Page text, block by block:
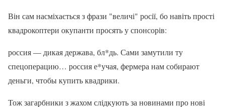
Він сам насміхається з фрази "величі" росії, бо навіть прості
квадрокоптери окупанти просять у спонсорів:
россия — дикая держава, бл*дь. Сами замутили ту
спецоперацию… россия е*учая, фермера нам собирают
деньги, чтобы купить квадрики.
Тож загарбники з жахом слідкують за новинами про нові